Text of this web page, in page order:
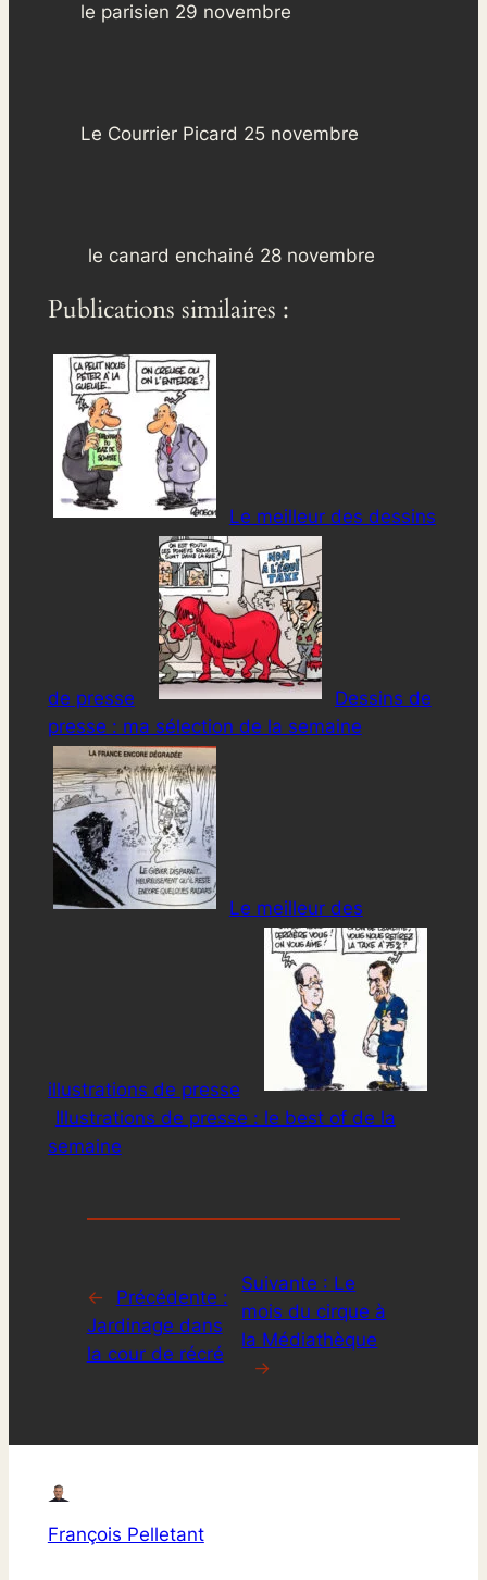
le parisien 29 novembre
Le Courrier Picard 25 novembre
le canard enchainé 28 novembre
Publications similaires :
Le meilleur des dessins
de presse
Dessins de
presse : ma sélection de la semaine
Le meilleur des
illustrations de presse
Illustrations de presse : le best of de la
semaine
←
Précédente :
Jardinage dans
la cour de récré
Suivante : Le
mois du cirque à
la Médiathèque
→
François Pelletant